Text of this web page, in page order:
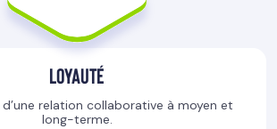
Loyauté
relation collaborative à moyen et
long-terme.